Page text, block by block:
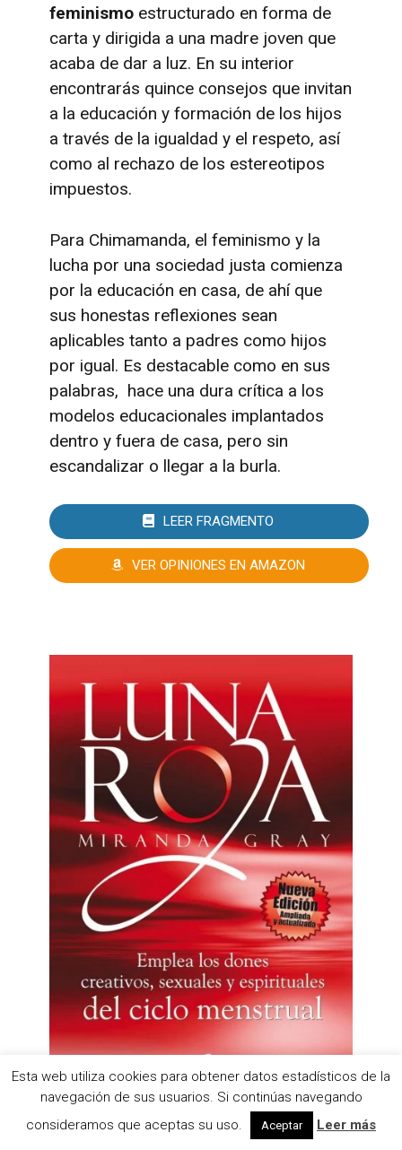
feminismo estructurado en forma de
carta y dirigida a una madre joven que
acaba de dar a luz. En su interior
encontrarás quince consejos que invitan
a la educación y formación de los hijos
a través de la igualdad y el respeto, así
como al rechazo de los estereotipos
impuestos.
Para Chimamanda, el feminismo y la
lucha por una sociedad justa comienza
por la educación en casa, de ahí que
sus honestas reflexiones sean
aplicables tanto a padres como hijos
por igual. Es destacable como en sus
palabras, hace una dura crítica a los
modelos educacionales implantados
dentro y fuera de casa, pero sin
escandalizar o llegar a la burla.
LEER FRAGMENTO
VER OPINIONES EN AMAZON
Miranda Gray
Esta web utiliza cookies para obtener datos estadísticos de la
navegación de sus usuarios. Si continúas navegando
consideramos que aceptas su uso.
Aceptar Leer más